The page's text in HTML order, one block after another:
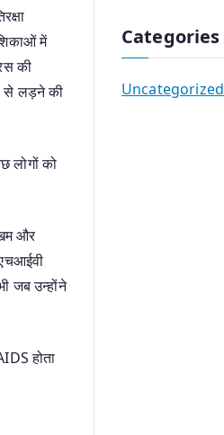
में
की
से लड़ने की
लोगों को
और
जब उन्होंने
होता
Categories
Uncategorized